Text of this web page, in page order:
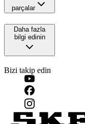
parçalar
Daha fazla
bilgi edinin
Bizi takip edin